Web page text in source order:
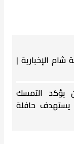
الإخبارية |
يؤكد التمسك
يستهدف حافلة